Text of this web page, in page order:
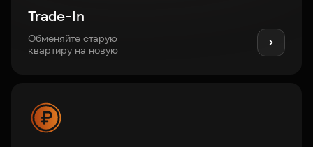
Trade-In
Обменяйте старую
квартиру на новую